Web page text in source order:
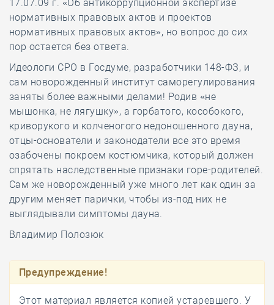
17.07.09 г. «Об антикоррупционной экспертизе
нормативных правовых актов и проектов
нормативных правовых актов», но вопрос до сих
пор остается без ответа.
Идеологи СРО в Госдуме, разработчики 148-ФЗ, и
сам новорожденный институт саморегулирования
заняты более важными делами! Родив «не
мышонка, не лягушку», а горбатого, кособокого,
криворукого и колченогого недоношенного дауна,
отцы-основатели и законодатели все это время
озабочены покроем костюмчика, который должен
спрятать наследственные признаки горе-родителей.
Сам же новорожденный уже много лет как один за
другим меняет парички, чтобы из-под них не
выглядывали симптомы дауна.
Владимир Полозюк
Предупреждение!
Этот материал является копией устаревшего. У